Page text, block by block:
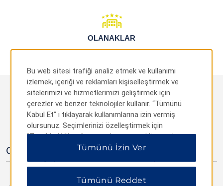
OLANAKLAR
OLANAKLAR
Otel Olanakları
Bu web sitesi trafiği analiz etmek ve kullanımı
izlemek, içeriği ve reklamları kişiselleştirmek ve
sitelerimizi ve hizmetlerimizi geliştirmek için
çerezler ve benzer teknolojiler kullanır. “Tümünü
Kabul Et” i tıklayarak kullanımlarına izin vermiş
olursunuz. Seçimlerinizi özelleştirmek için
“Tercihleri Yönet” veya yalnızca gerekli çerezlere
izin vermek için “Tümünü Reddet” i tıklayabilirsiniz.
Tümünü İzin Ver
Tümünü Reddet